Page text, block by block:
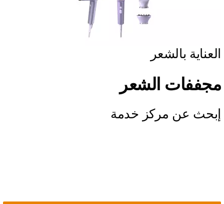
العناية بالشعر
مجففات الشعر
إبحث عن مركز خدمة